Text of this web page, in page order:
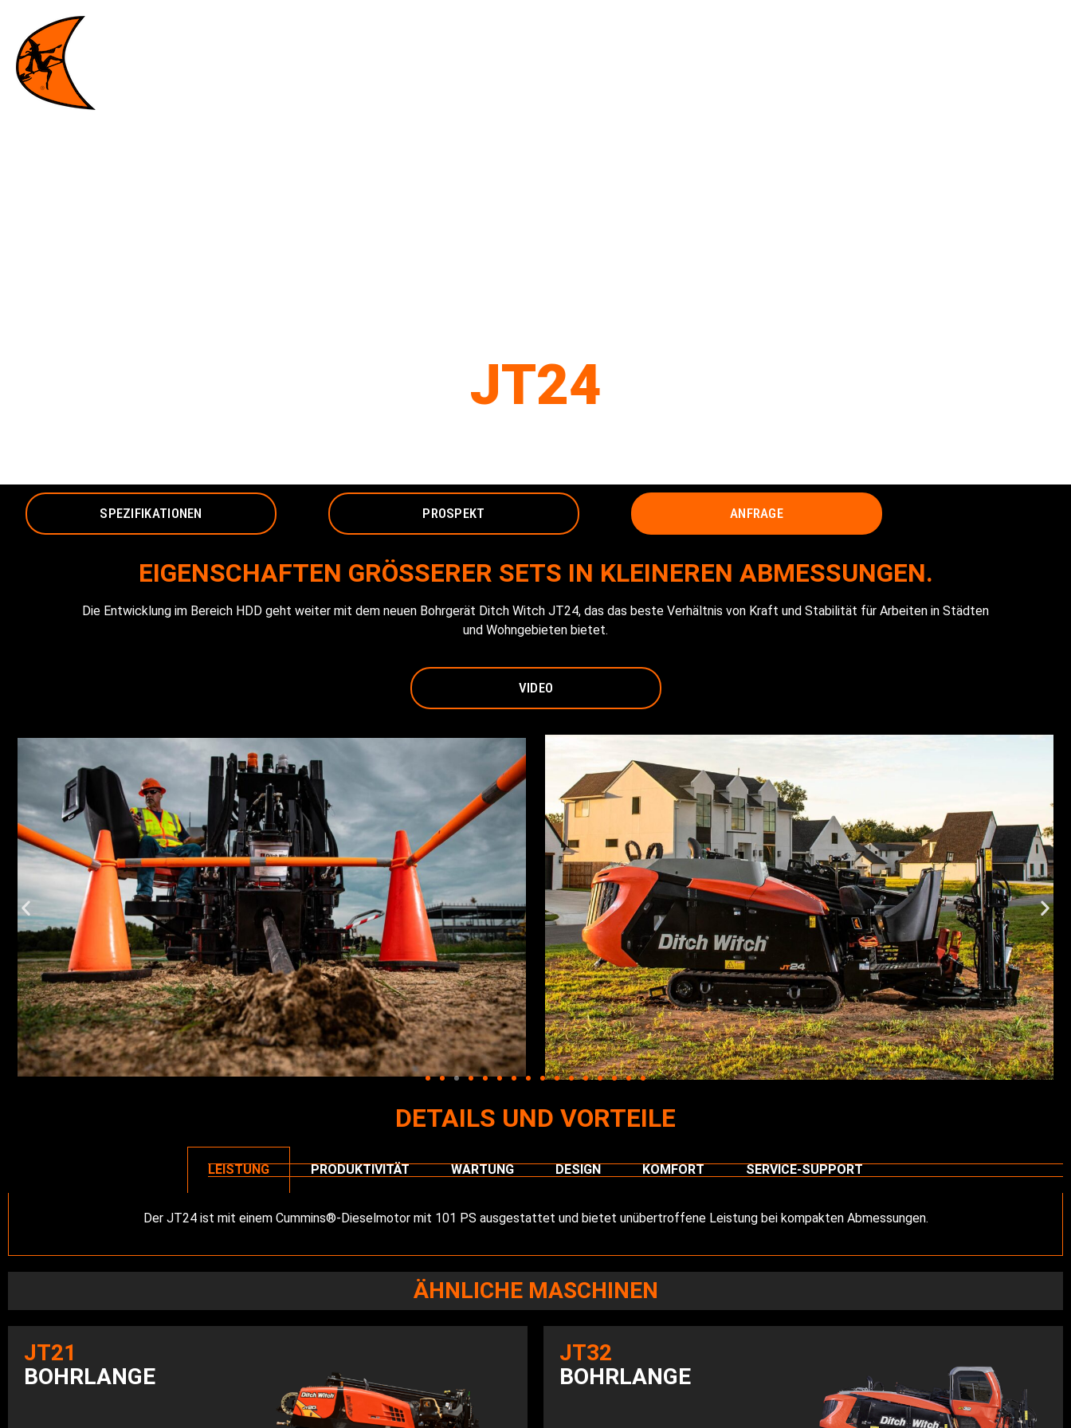
JT24
SPEZIFIKATIONEN PROSPEKT ANFRAGE
EIGENSCHAFTEN GRÖSSERER SETS IN KLEINEREN ABMESSUNGEN.
Die Entwicklung im Bereich HDD geht weiter mit dem neuen Bohrgerät Ditch Witch JT24, das das beste Verhältnis von Kraft und Stabilität für Arbeiten in Städten
und Wohngebieten bietet.
VIDEO
DETAILS UND VORTEILE
LEISTUNG PRODUKTIVITÄT WARTUNG DESIGN KOMFORT SERVICE-SUPPORT
Der JT24 ist mit einem Cummins®-Dieselmotor mit 101 PS ausgestattet und bietet unübertroffene Leistung bei kompakten Abmessungen.
ÄHNLICHE MASCHINEN
JT21
BOHRLANGE
JT32
BOHRLANGE